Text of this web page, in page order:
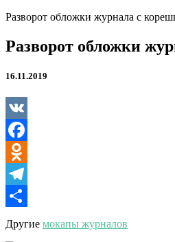
Разворот обложки журнала с
Разворот обложки
16.11.2019
VK
Facebook
Odnoklassniki
Telegram
Отправить
Другие мокапы журналов